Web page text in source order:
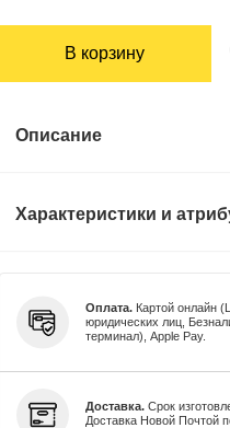
В корзину
Описание
Характеристики и
Оплата.Картой онлайн
юридических лиц,
терминал), Apple Pay.
Доставка.Срок
Доставка Новой Почтой